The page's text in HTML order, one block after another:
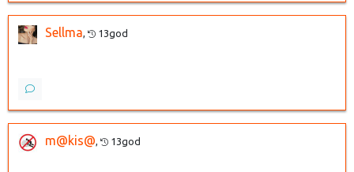
Sellma, 13god
m@kis@, 13god